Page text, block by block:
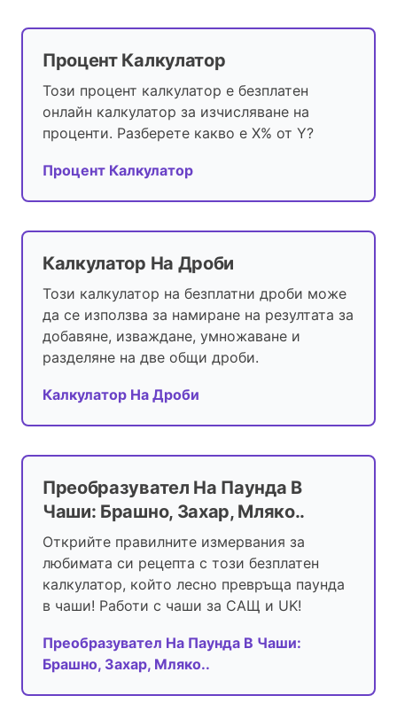
Процент Калкулатор
Този процент калкулатор е безплатен
онлайн калкулатор за изчисляване на
проценти. Разберете какво е X% от Y?
Процент Калкулатор
Калкулатор На Дроби
Този калкулатор на безплатни дроби може
да се използва за намиране на резултата за
добавяне, изваждане, умножаване и
разделяне на две общи дроби.
Калкулатор На Дроби
Преобразувател На Паунда В
Чаши: Брашно, Захар, Мляко..
Открийте правилните измервания за
любимата си рецепта с този безплатен
калкулатор, който лесно превръща паунда
в чаши! Работи с чаши за САЩ и UK!
Преобразувател На Паунда В Чаши:
Брашно, Захар, Мляко..